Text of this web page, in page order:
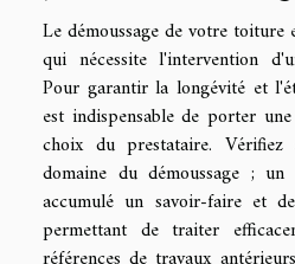
Le démoussage de votre
qui nécessite l'intervention
Pour garantir la longévité et
est indispensable de porter
choix du prestataire.
domaine du démoussage ;
accumulé un savoir-faire et
permettant de traiter